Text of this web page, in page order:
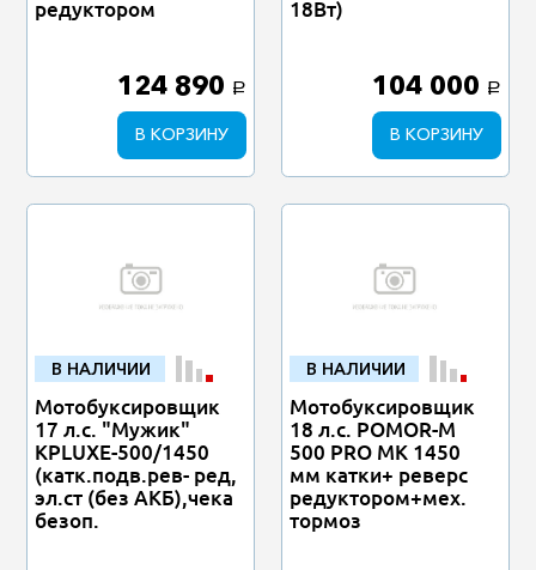
редуктором
124 890 a
В КОРЗИНУ
18Вт)
104 000 a
В КОРЗИНУ
В НАЛИЧИИ
Мотобуксировщик
17 л.с. "Мужик"
KPLUXE-500/1450
(катк.подв.рев- ред,
эл.ст (без АКБ),чека
безоп.
В НАЛИЧИИ
Мотобуксировщик
18 л.с. POMOR-M
500 PRO MK 1450
мм катки+ реверс
редуктором+мех.
тормоз